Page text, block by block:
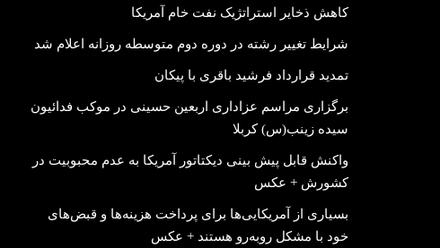
کاهش ذخایر استراتژیک نفت خام آمریکا
شرایط تغییر رشته در دوره دوم متوسطه روزانه اعلام شد
تمدید قرارداد فرشید باقری با پیکان
برگزاری مراسم عزاداری اربعین حسینی در موکب فدائیون
سیده زینب(س) کربلا
واکنش قابل پیش بینی دیکتاتور آمریکا به عدم محبوبیت در
کشورش + عکس
بسیاری از آمریکایی‌ها برای پرداخت هزینه‌ها و قبض‌های
خود با مشکل روبه‌رو هستند + عکس